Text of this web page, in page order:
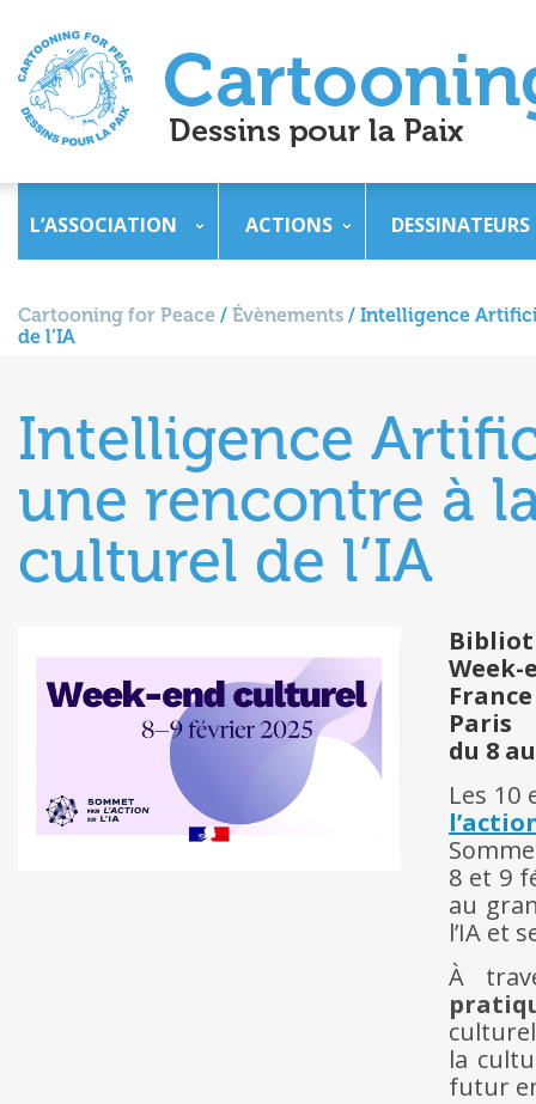
L’ASSOCIATION ACTIONS DESSINATEURS
Cartooning for Peace / Évènements / Intelligence
de l’IA
Intelligence
une rencontre à
culturel de l’IA
France
Paris
du 8
Les 10
8 et 9
au
l’IA et
À
la
futur